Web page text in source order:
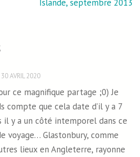
Islande, septembre 2013
30 AVRIL 2020
ce magnifique partage ;0) Je
compte que cela date d’il y a 7
il y a un côté intemporel dans ce
voyage… Glastonbury, comme
lieux en Angleterre, rayonne